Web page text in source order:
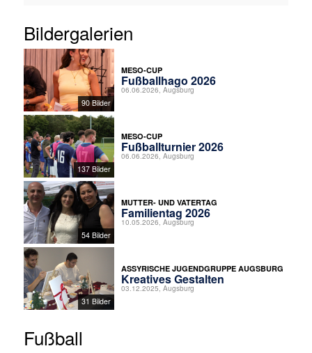
Bildergalerien
90 Bilder
MESO-CUP
Fußballhago 2026
06.06.2026, Augsburg
137 Bilder
MESO-CUP
Fußballturnier 2026
06.06.2026, Augsburg
54 Bilder
MUTTER- UND VATERTAG
Familientag 2026
10.05.2026, Augsburg
31 Bilder
ASSYRISCHE JUGENDGRUPPE AUGSBURG
Kreatives Gestalten
03.12.2025, Augsburg
Fußball